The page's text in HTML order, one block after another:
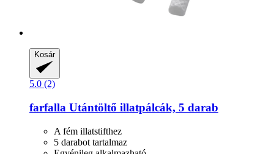
Kosár
5.0 (2)
farfalla Utántöltő illatpálcák, 5 darab
A fém illatstifthez
5 darabot tartalmaz